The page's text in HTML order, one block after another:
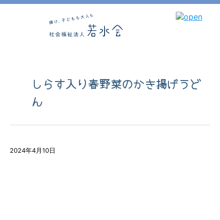
しらす入り春野菜のかき揚げうど
ん
2024年4月10日